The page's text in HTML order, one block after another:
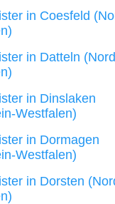
in Coesfeld
in Datteln
in Dinslaken
Westfalen)
in Dormagen
Westfalen)
in Dorsten